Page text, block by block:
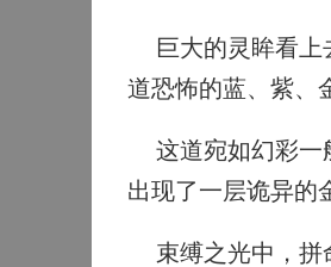
巨大的灵眸看上
道恐怖的蓝、紫、
这道宛如幻彩一
出现了一层诡异的
束缚之光中，拼